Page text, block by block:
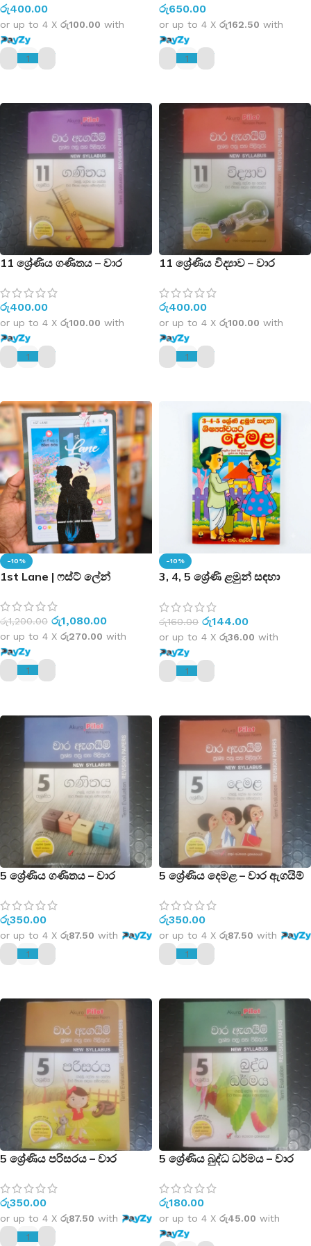
හා තෙවන වාර විභාග සඳහා
සම්පාදිතයි)
රු400.00
or up to 4 X රු100.00 with
හා තෙවන වාර විභාග සඳහා
සම්පාදිතයි)
රු650.00
or up to 4 X රු162.50 with
11 ශ්‍රේණිය ගණිතය – වාර
New Syllabus
රු400.00
or up to 4 X රු100.00 with
11 ශ්‍රේණිය විද්‍යාව – වාර
New Syllabus
රු400.00
or up to 4 X රු100.00 with
-10%
1st Lane | ෆස්ට් ලේන්
රු1,200.00 රු1,080.00
or up to 4 X රු270.00 with
-10%
3, 4, 5 ශ්‍රේණි ළමුන් සඳහා
Tamil
රු160.00 රු144.00
or up to 4 X රු36.00 with
5 ශ්‍රේණිය ගණිතය – වාර
New Syllabus – (පළමු, දෙවන
හා තෙවන වාර විභාග සඳහා
සම්පාදිතයි)
රු350.00
or up to 4 X රු87.50 with
5 ශ්‍රේණිය දෙමළ – වාර ඇගයිම්
Syllabus – (පළමු, දෙවන හා
තෙවන වාර විභාග සඳහා
සම්පාදිතයි)
රු350.00
or up to 4 X රු87.50 with
5 ශ්‍රේණිය පරිසරය – වාර
New Syllabus – (පළමු, දෙවන
හා තෙවන වාර විභාග සඳහා
සම්පාදිතයි)
රු350.00
or up to 4 X රු87.50 with
5 ශ්‍රේණිය බුද්ධ ධර්මය – වාර
New Syllabus – (පළමු, දෙවන
හා තෙවන වාර විභාග සඳහා
සම්පාදිතයි)
රු180.00
or up to 4 X රු45.00 with